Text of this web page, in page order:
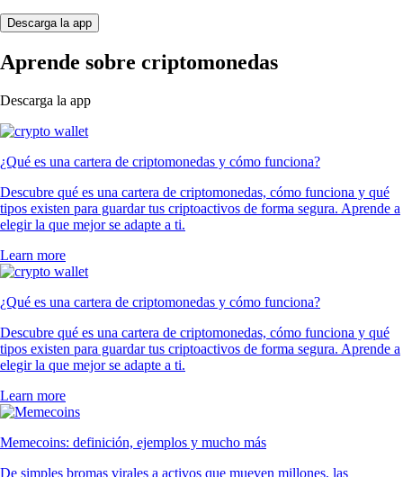
Descarga la app
Aprende sobre criptomonedas
Descarga la app
¿Qué es una cartera de criptomonedas y cómo funciona?
Descubre qué es una cartera de criptomonedas, cómo funciona y qué
tipos existen para guardar tus criptoactivos de forma segura. Aprende a
elegir la que mejor se adapte a ti.
Learn more
¿Qué es una cartera de criptomonedas y cómo funciona?
Descubre qué es una cartera de criptomonedas, cómo funciona y qué
tipos existen para guardar tus criptoactivos de forma segura. Aprende a
elegir la que mejor se adapte a ti.
Learn more
Memecoins: definición, ejemplos y mucho más
De simples bromas virales a activos que mueven millones, las